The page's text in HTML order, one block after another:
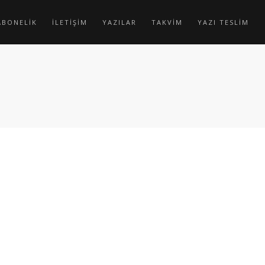
İLETİŞİM YAZILAR TAKVİM YAZI TESLİM